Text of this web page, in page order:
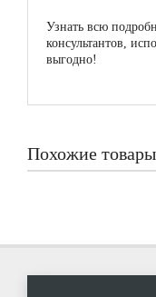
Узнать всю
консультантов,
выгодно!
Похожие товары